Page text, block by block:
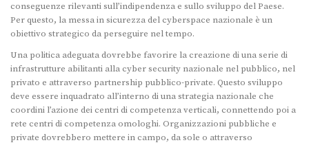
conseguenze rilevanti sull’indipendenza e sullo sviluppo del Paese.
Per questo, la messa in sicurezza del cyberspace nazionale è un
obiettivo strategico da perseguire nel tempo.
Una politica adeguata dovrebbe favorire la creazione di una serie di
infrastrutture abilitanti alla cyber security nazionale nel pubblico, nel
privato e attraverso partnership pubblico-private. Questo sviluppo
deve essere inquadrato all’interno di una strategia nazionale che
coordini l’azione dei centri di competenza verticali, connettendo poi a
rete centri di competenza omologhi. Organizzazioni pubbliche e
private dovrebbero mettere in campo, da sole o attraverso